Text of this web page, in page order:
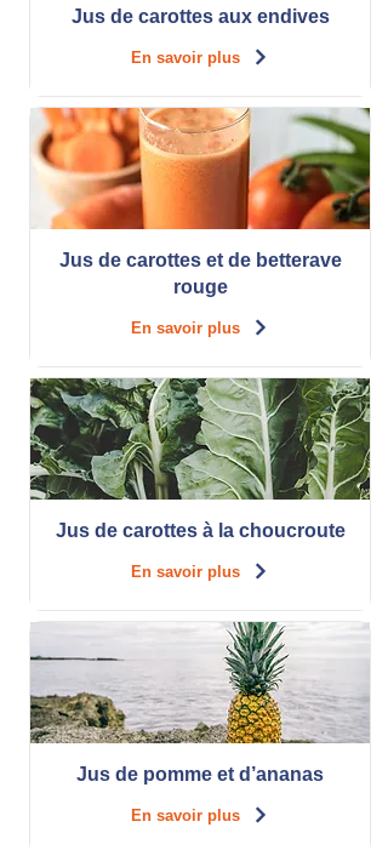
Jus de carottes aux endives
En savoir plus
Jus de carottes et de betterave
rouge
En savoir plus
Jus de carottes à la choucroute
En savoir plus
Jus de pomme et d’ananas
En savoir plus